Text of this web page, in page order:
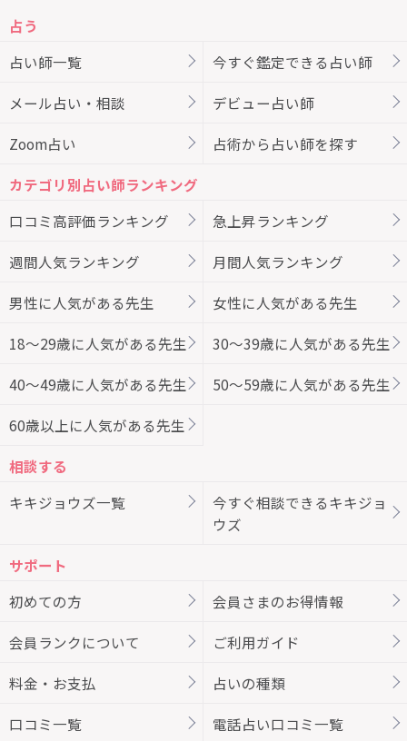
占う
占い師一覧
今すぐ鑑定できる占い師
メール占い・相談 デビュー占い師
Zoom占い 占術から占い師を探す
カテゴリ別占い師ランキング
口コミ高評価ランキング
急上昇ランキング
週間人気ランキング 月間人気ランキング
男性に人気がある先生 女性に人気がある先生
18～29歳に人気がある先生 30～39歳に人気がある先生
40～49歳に人気がある先生 50～59歳に人気がある先生
60歳以上に人気がある先生
相談する
キキジョウズ一覧
今すぐ相談できるキキジョ
ウズ
サポート
初めての方
会員さまのお得情報
会員ランクについて ご利用ガイド
料金・お支払 占いの種類
口コミ一覧 電話占い口コミ一覧